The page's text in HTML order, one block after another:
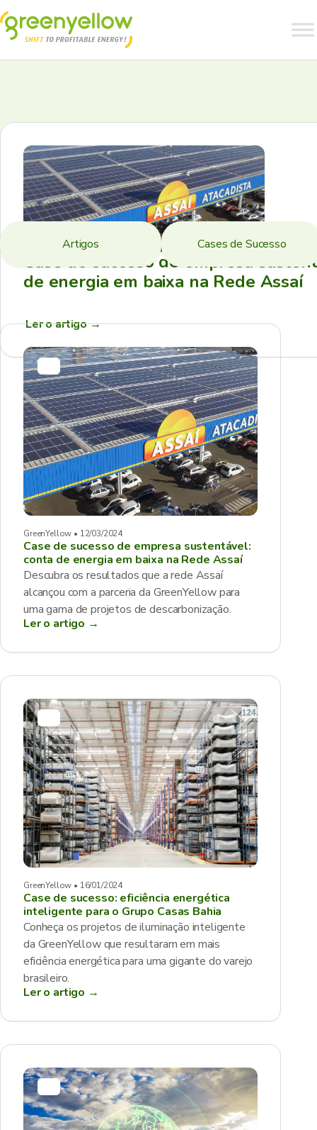
Case de sucesso de empresa
de energia em baixa na Rede Assaí
Ler o artigo→
Artigos Cases de Sucesso
GreenYellow • 12/03/2024
Case de sucesso de empresa sustentável:
conta de energia em baixa na Rede Assaí
Descubra os resultados que a rede Assaí
alcançou com a parceria da GreenYellow para
uma gama de projetos de descarbonização.
Ler o artigo →
GreenYellow • 16/01/2024
Case de sucesso: eficiência energética
inteligente para o Grupo Casas Bahia
Conheça os projetos de iluminação inteligente
da GreenYellow que resultaram em mais
eficiência energética para uma gigante do varejo
brasileiro.
Ler o artigo →